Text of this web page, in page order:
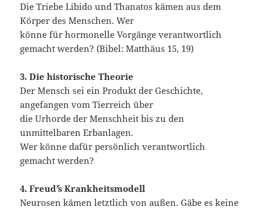
Die Triebe Libido und Thanatos kämen aus dem
Körper des Menschen. Wer
könne für hormonelle Vorgänge verantwortlich
gemacht werden? (Bibel: Matthäus 15, 19)
3. Die historische Theorie
Der Mensch sei ein Produkt der Geschichte,
angefangen vom Tierreich über
die Urhorde der Menschheit bis zu den
unmittelbaren Erbanlagen.
Wer könne dafür persönlich verantwortlich
gemacht werden?
4. Freud´’s Krankheitsmodell
Neurosen kämen letztlich von außen. Gäbe es keine